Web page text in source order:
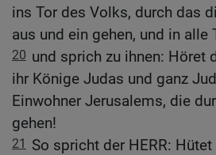
ins Tor des Volks, durch das
aus und ein gehen, und in alle
20 und sprich zu ihnen: Höret
ihr Könige Judas und ganz
Einwohner Jerusalems, die
gehen!
21 So spricht der HERR: